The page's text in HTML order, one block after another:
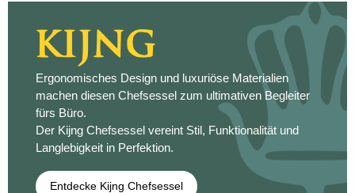
Ergonomisches Design und luxuriöse Materialien
machen diesen Chefsessel zum ultimativen Begleiter
fürs Büro.
Der Kijng Chefsessel vereint Stil, Funktionalität und
Langlebigkeit in Perfektion.
Entdecke Kijng Chefsessel